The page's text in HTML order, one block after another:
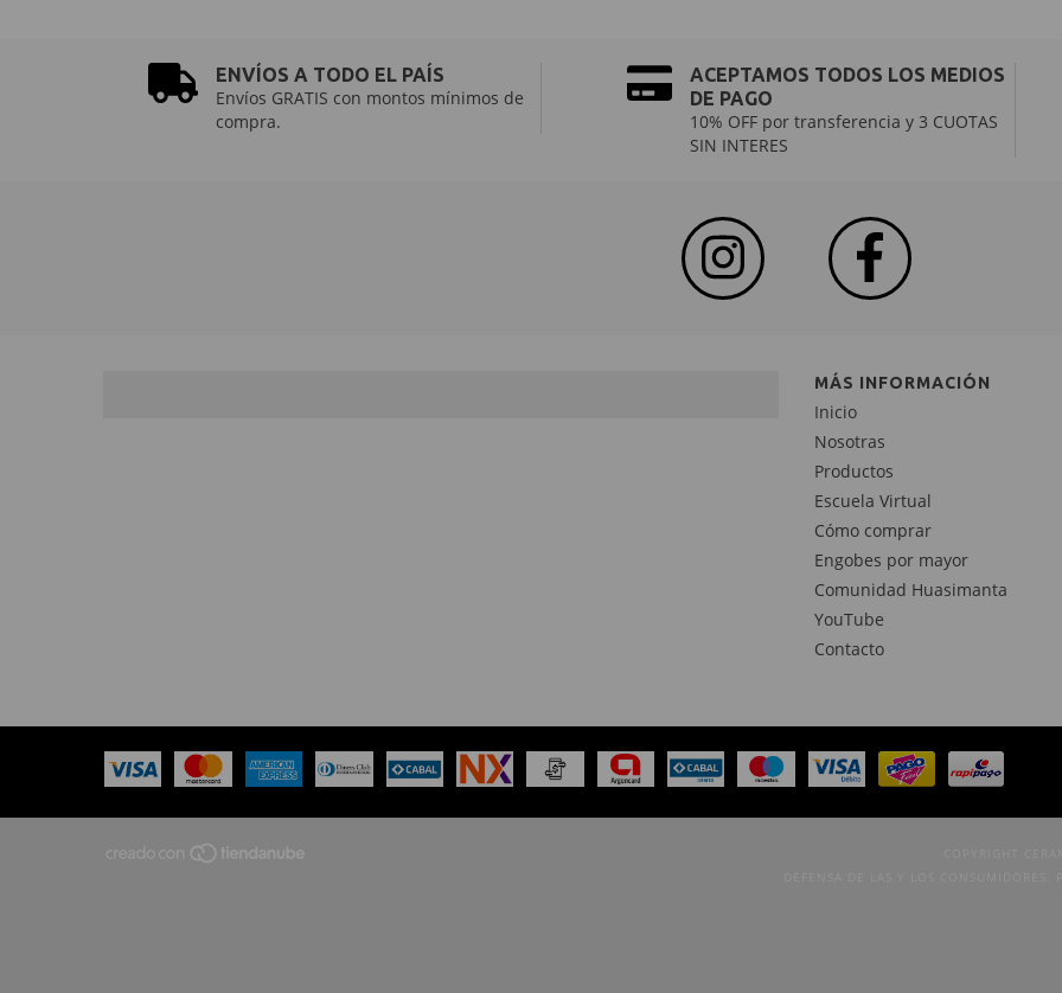
ENVÍOS A TODO EL PAÍS
Envíos GRATIS con montos mínimos de
compra.
ACEPTAMOS TODOS LOS MEDIOS
DE PAGO
10% OFF por transferencia y 3 CUOTAS
SIN INTERES
MÁS INFORMACIÓN
Inicio
Nosotras
Productos
Escuela Virtual
Cómo comprar
Engobes por mayor
Comunidad Huasimanta
YouTube
Contacto